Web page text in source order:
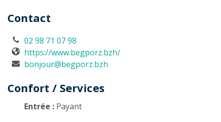
Contact
02 98 71 07 98
https://www.begporz.bzh/
bonjour@begporz.bzh
Confort / Services
Entrée : Payant